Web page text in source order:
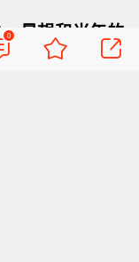
最想和当年的
0